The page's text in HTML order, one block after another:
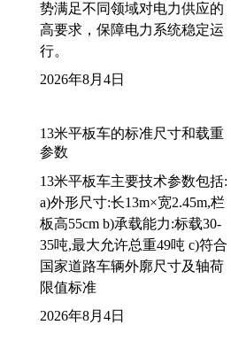
势满足不同领域对电力供应的
高要求，保障电力系统稳定运
行。
2026年8月4日
13米平板车的标准尺寸和载重
参数
13米平板车主要技术参数包括:
a)外形尺寸:长13m×宽2.45m,栏
板高55cm b)承载能力:标载30-
35吨,最大允许总重49吨 c)符合
国家道路车辆外廓尺寸及轴荷
限值标准
2026年8月4日